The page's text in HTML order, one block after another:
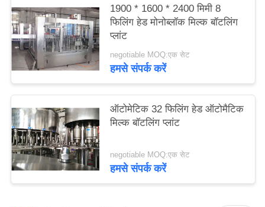
1900 * 1600 * 2400 मिमी 8
फिलिंग हेड मोनोब्लॉक मिल्क बॉटलिंग
प्लांट
negotiable MOQ:एक सेट
हमसे संपर्क करें
ऑटोमेटिक 32 फिलिंग हेड ऑटोमैटिक
मिल्क बॉटलिंग प्लांट
negotiable MOQ:एक सेट
हमसे संपर्क करें